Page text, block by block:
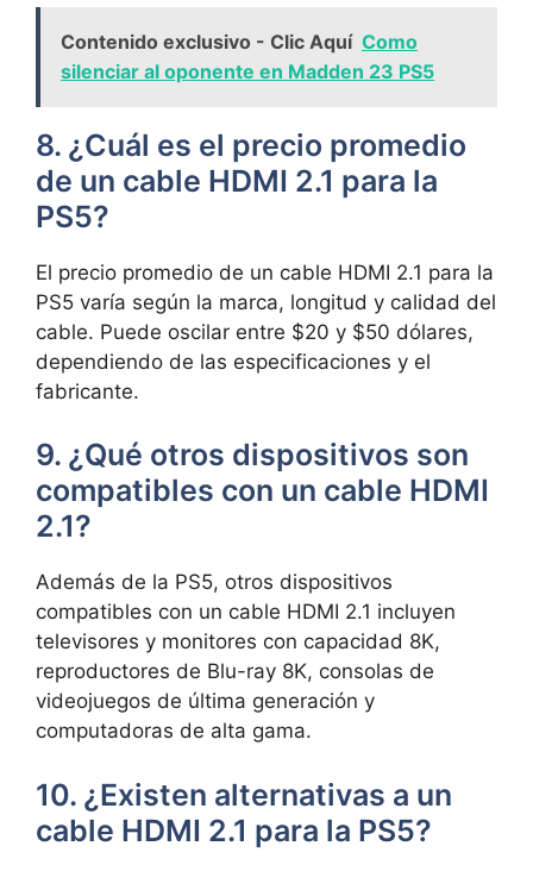
Contenido exclusivo - Clic Aquí Como
silenciar al oponente en Madden 23 PS5
8. ¿Cuál es el precio promedio
de un cable HDMI 2.1 para la
PS5?
El precio promedio de un cable HDMI 2.1 para la
PS5 varía según la marca, longitud y calidad del
cable. Puede oscilar entre $20 y $50 dólares,
dependiendo de las especificaciones y el
fabricante.
9. ¿Qué otros dispositivos son
compatibles con un cable HDMI
2.1?
Además de la PS5, otros dispositivos
compatibles con un cable HDMI 2.1 incluyen
televisores y monitores con capacidad 8K,
reproductores de Blu-ray 8K, consolas de
videojuegos de última generación y
computadoras de alta gama.
10. ¿Existen alternativas a un
cable HDMI 2.1 para la PS5?